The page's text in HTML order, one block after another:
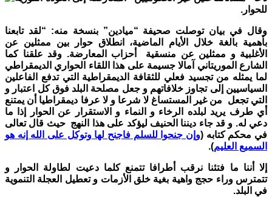
للحوار.
وقال في بيان توصلت صحيفة “ميادين” بنسخة منه: “لقد تابعنا
بأهمية بالغة خلال الأيام الماضية، انطلاق حوار بين ممثلين عن
الأغلبيةو ممثلين عن منسقية أحزاب المعارضة. وقد علقنا كما
الشارع الموريتاني آمالا جسيمة على هذا اللقاء الحواري الديمقراطي
لما يمثله من تجسيد فعلي للثقافة الديمقراطية التي تدفع الفاعلين
السياسيين إلى تجاوز خلافاتهم و جعل مصلحة البلد فوق كل اعتبار و
التي تجعل من غير المستساغ لا شرعا و لا عرفا ديمقراطيا أن يمتنع
أي طرف يريد لبلده الرخاء و النماء و الاستقرار عن الحوار إذا ما
دعي له. و قد جاء ديننا الحنيف ليؤكد على هذا النهج حيث قال تعالى
في محكم كتابه (وإن جنحوا للسلم فاجنح لها وتوكل على الله إنه هو
السميع العليم).
إلا أننا ما فتئنا نرقب أطرافا تتمنع كلما دعيت لطاولة الحوار و
تتمترس وراء حجج واهية بغية خلق الأزمات و تعطيل العجلة التنموية
في البلد.